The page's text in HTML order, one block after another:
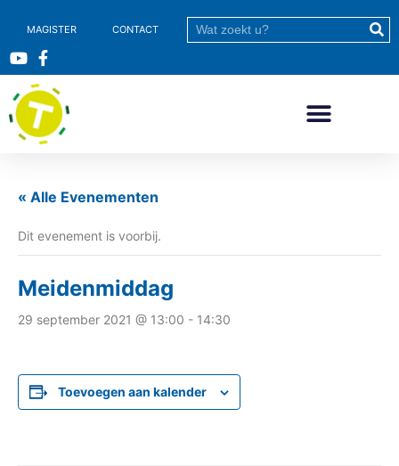
MAGISTER CONTACT
« Alle Evenementen
Dit evenement is voorbij.
Meidenmiddag
29 september 2021 @ 13:00 - 14:30
Toevoegen aan kalender